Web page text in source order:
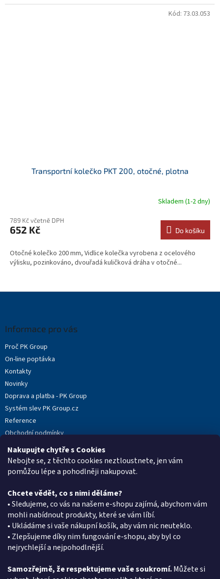
Nakupujte chytře s Cookies
Nebojte se, z těchto cookies neztloustnete, jen vám
pomůžou lépe a pohodlněji nakupovat.
Chcete vědět, co s nimi děláme?
• Sledujeme, co vás na našem e-shopu zajímá, abychom vám
mohli nabídnout produkty, které se vám líbí.
• Ukládáme si vaše nákupní košík, aby vám nic neuteklo.
• Zlepšujeme díky nim fungování e-shopu, aby byl co
nejrychlejší a nejpohodlnější.
Samozřejmě, že respektujeme vaše soukromí.Můžete si
Transportní kolečko PKT 200, otočné, plotna
Skladem (1-2 dny)
789 Kč včetně DPH
652 Kč Do košíku
Otočné kolečko 200 mm, Vidlice kolečka vyrobena z ocelového
výlisku, pozinkováno, dvouřadá kuličková dráha v otočné...
Kód: 73.03.053
Informace pro vás
Proč PK Group
On-line poptávka
Kontakty
Novinky
Doprava a platba - PK Group
Systém slev PK Group.cz
Reference
Obchodní podmínky
Podmínky ochrany osobních údajů
Reklamační protokol
Kontakt
eshop@pkgroup.cz
+420603331993
+420734621131